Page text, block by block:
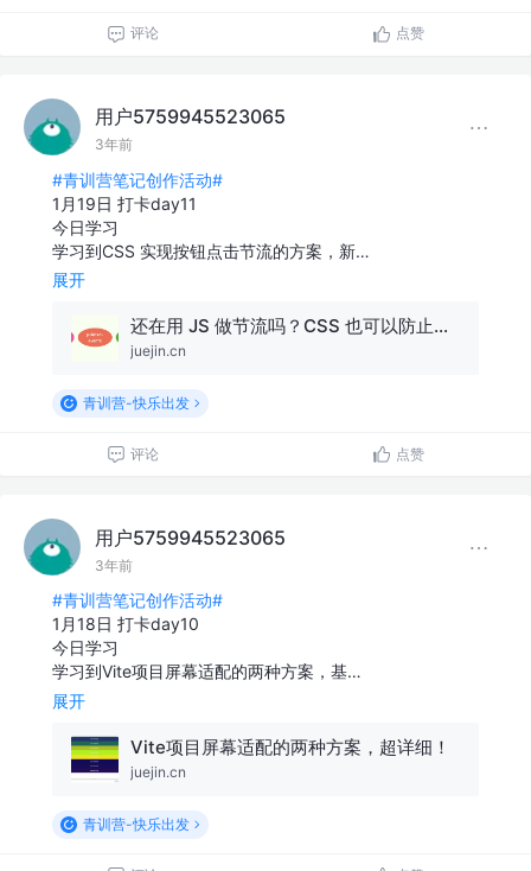
评论 点赞
用户5759945523065
3年前
#青训营笔记创作活动#
1月19日 打卡day11
今日学习
学习到CSS 实现按钮点击节流的方案，新…
展开
还在用 JS 做节流吗？CSS 也可以防止按钮重复点击
juejin.cn
青训营-快乐出发
评论 点赞
用户5759945523065
3年前
#青训营笔记创作活动#
1月18日 打卡day10
今日学习
学习到Vite项目屏幕适配的两种方案，基…
展开
Vite项目屏幕适配的两种方案，超详细！
juejin.cn
青训营-快乐出发